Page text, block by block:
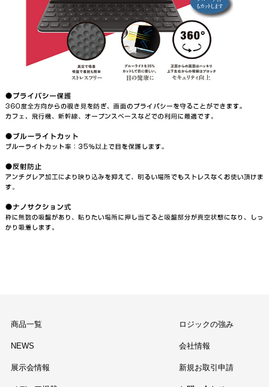
商品一覧
NEWS
展示会情報
ロジックの強み
会社情報
新規お取引申請